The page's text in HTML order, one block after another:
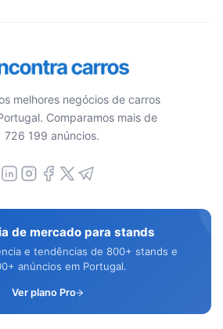
melhores negócios de carros
Comparamos mais de
726 199 anúncios.
de mercado para stands
e tendências de 800+ stands e
anúncios em Portugal.
Ver plano Pro